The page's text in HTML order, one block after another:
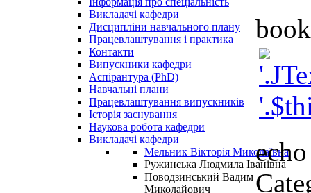
Викладачі кафедри
Дисципліни навчального плану
Працевлаштування і практика
Контакти
Випускники кафедри
Аспірантура (PhD)
Навчальні плани
Працевлаштування випускників
Історія заснування
Наукова робота кафедри
Викладачі кафедри
Мельник Вікторія Миколаївна
Ружинська Людмила Іванівна
Поводзинський Вадим
Миколайович